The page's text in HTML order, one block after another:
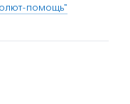
помощь"